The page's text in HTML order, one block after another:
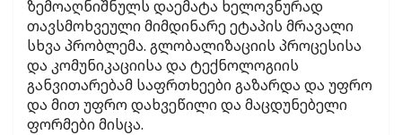
ზემოაღნიშნულს დაემატა ხელოვნურად
თავსმოხვეული მიმდინარე ეტაპის მრავალი
სხვა პრობლემა. გლობალიზაციის პროცესისა
და კომუნიკაციისა და ტექნოლოგიის
განვითარებამ საფრთხეები გაზარდა და უფრო
და მით უფრო დახვეწილი და მაცდუნებელი
ფორმები მისცა.